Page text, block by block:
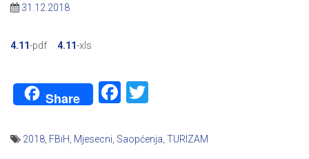
31.12.2018
4.11-pdf 4.11-xls
Share Facebook
2018 FBiH Mjesecni Saopćenja TURIZAM